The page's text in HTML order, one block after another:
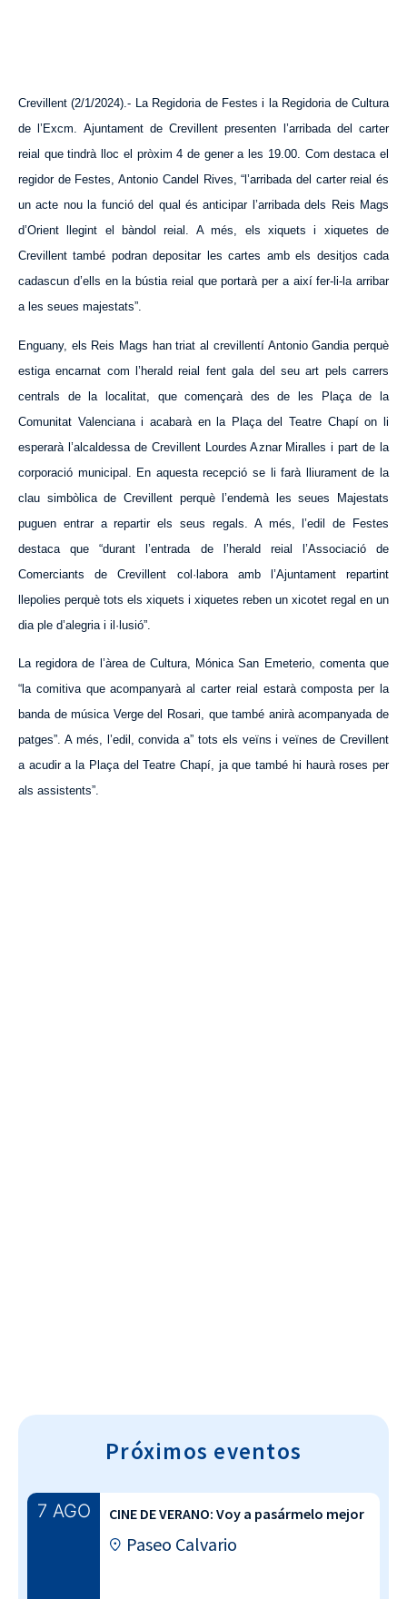
Crevillent (2/1/2024).- La Regidoria de Festes i la Regidoria de Cultura
de l’Excm. Ajuntament de Crevillent presenten l’arribada del carter
reial que tindrà lloc el pròxim 4 de gener a les 19.00. Com destaca el
regidor de Festes, Antonio Candel Rives, “l’arribada del carter reial és
un acte nou la funció del qual és anticipar l’arribada dels Reis Mags
d’Orient llegint el bàndol reial. A més, els xiquets i xiquetes de
Crevillent també podran depositar les cartes amb els desitjos cada
cadascun d’ells en la bústia reial que portarà per a així fer-li-la arribar
a les seues majestats”.
Enguany, els Reis Mags han triat al crevillentí Antonio Gandia perquè
estiga encarnat com l’herald reial fent gala del seu art pels carrers
centrals de la localitat, que començarà des de les Plaça de la
Comunitat Valenciana i acabarà en la Plaça del Teatre Chapí on li
esperarà l’alcaldessa de Crevillent Lourdes Aznar Miralles i part de la
corporació municipal. En aquestarecepció se li farà lliurament de la
clau simbòlica de Crevillent perquè l’endemà les seues Majestats
puguen entrar a repartir els seus regals. A més, l’edil de Festes
destaca que “durant l’entrada de l’herald reial l’Associació de
Comerciants de Crevillent col·labora amb l’Ajuntament repartint
llepolies perquè tots els xiquets i xiquetes reben un xicotet regal en un
dia ple d’alegria i il·lusió”.
La regidora de l’àrea de Cultura, Mónica San Emeterio, comenta que
“la comitiva que acompanyarà al carter reial estarà composta per la
banda de música Verge del Rosari, que també anirà acompanyada de
patges”. A més, l’edil, convida a” tots els veïns i veïnes de Crevillent
a acudir a la Plaça del Teatre Chapí, ja que també hi haurà roses per
als assistents”.
Próximos eventos
7 AGO CINE DE VERANO: Voy a pasármelo mejor
Paseo Calvario